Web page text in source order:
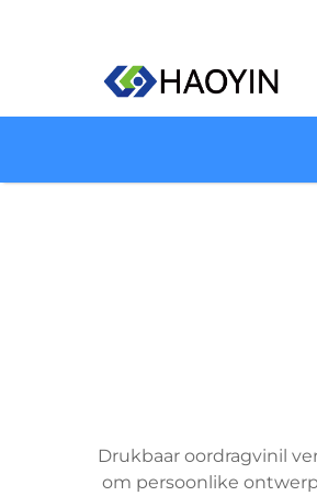
Drukbaar oordragvinil
om persoonlike